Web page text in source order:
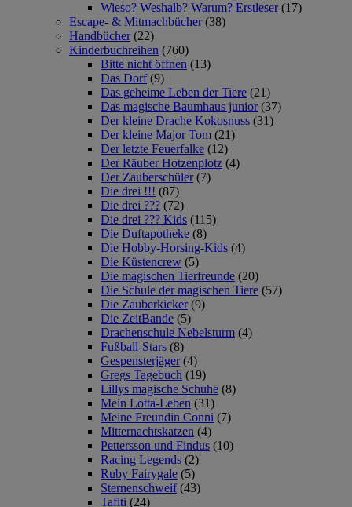
Wieso? Weshalb? Warum? Erstleser (17)
Escape- & Mitmachbücher (38)
Handbücher (22)
Kinderbuchreihen (760)
Bitte nicht öffnen (13)
Das Dorf (9)
Das geheime Leben der Tiere (21)
Das magische Baumhaus junior (37)
Der kleine Drache Kokosnuss (31)
Der kleine Major Tom (21)
Der letzte Feuerfalke (12)
Der Räuber Hotzenplotz (4)
Der Zauberschüler (7)
Die drei !!! (87)
Die drei ??? (72)
Die drei ??? Kids (115)
Die Duftapotheke (8)
Die Hobby-Horsing-Kids (4)
Die Küstencrew (5)
Die magischen Tierfreunde (20)
Die Schule der magischen Tiere (57)
Die Zauberkicker (9)
Die ZeitBande (5)
Drachenschule Nebelsturm (4)
Fußball-Stars (8)
Gespensterjäger (4)
Gregs Tagebuch (19)
Lillys magische Schuhe (8)
Mein Lotta-Leben (31)
Meine Freundin Conni (7)
Mitternachtskatzen (4)
Pettersson und Findus (10)
Racing Legends (2)
Ruby Fairygale (5)
Sternenschweif (43)
Tafiti (24)